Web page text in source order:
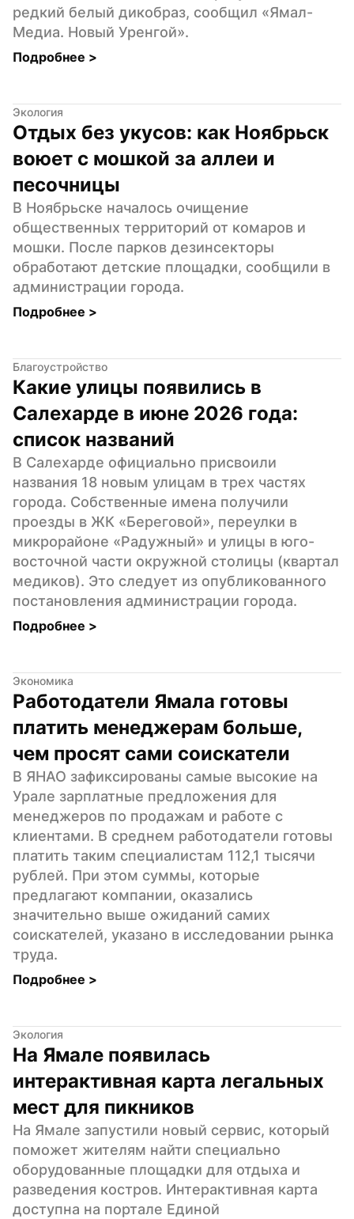
редкий белый дикобраз, сообщил «Ямал-
Медиа. Новый Уренгой».
Подробнее >
Экология
Отдых без укусов: как Ноябрьск
воюет с мошкой за аллеи и
песочницы
В Ноябрьске началось очищение
общественных территорий от комаров и
мошки. После парков дезинсекторы
обработают детские площадки, сообщили в
администрации города.
Подробнее >
Благоустройство
Какие улицы появились в
Салехарде в июне 2026 года:
список названий
В Салехарде официально присвоили
названия 18 новым улицам в трех частях
города. Собственные имена получили
проезды в ЖК «Береговой», переулки в
микрорайоне «Радужный» и улицы в юго-
восточной части окружной столицы (квартал
медиков). Это следует из опубликованного
постановления администрации города.
Подробнее >
Экономика
Работодатели Ямала готовы
платить менеджерам больше,
чем просят сами соискатели
В ЯНАО зафиксированы самые высокие на
Урале зарплатные предложения для
менеджеров по продажам и работе с
клиентами. В среднем работодатели готовы
платить таким специалистам 112,1 тысячи
рублей. При этом суммы, которые
предлагают компании, оказались
значительно выше ожиданий самих
соискателей, указано в исследовании рынка
труда.
Подробнее >
Экология
На Ямале появилась
интерактивная карта легальных
мест для пикников
На Ямале запустили новый сервис, который
поможет жителям найти специально
оборудованные площадки для отдыха и
разведения костров. Интерактивная карта
доступна на портале Единой